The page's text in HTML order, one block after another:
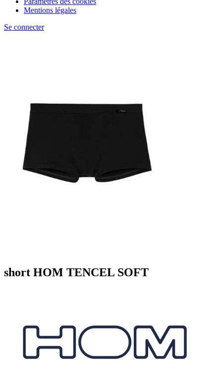
Mentions légales
Se connecter
short HOM TENCEL SOFT